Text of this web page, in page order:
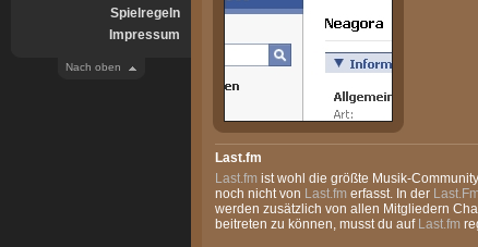
Spielregeln
Impressum
Nach oben
Last.fm
Last.fm ist wohl die größte Musik-
noch nicht von Last.fm erfasst. In der
werden zusätzlich von allen Mitgliedern
beitreten zu können, musst du auf Last.fm